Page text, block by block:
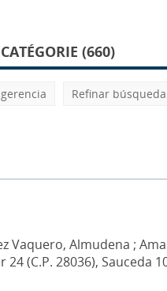
(660)
Refinar búsqueda
Vaquero, Almudena ;
(C.P. 28036), Sauceda